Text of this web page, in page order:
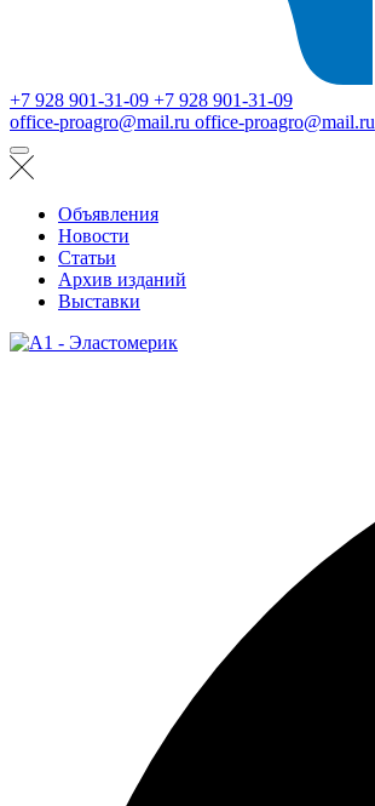
+7 928 901-31-09 +7 928 901-31-09
office-proagro@mail.ru office-proagro@mail.ru
Объявления
Новости
Статьи
Архив изданий
Выставки